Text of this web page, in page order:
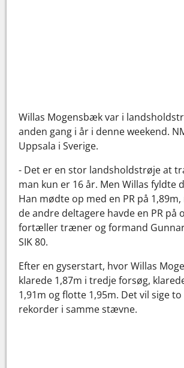
Willas Mogensbæk var i
anden gang i år i denne weekend.
Uppsala i Sverige.
- Det er en stor landsholdstrøje at
man kun er 16 år. Men Willas fyldte
Han mødte op med en PR på
de andre deltagere havde en PR på
fortæller træner og formand Gunnar
SIK 80.
Efter en gyserstart, hvor Willas
klarede 1,87m i tredje forsøg,
1,91m og flotte 1,95m. Det vil sige
rekorder i samme stævne.